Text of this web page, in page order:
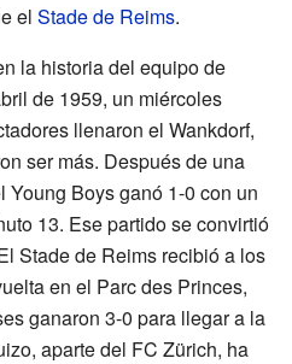
el Stade de Reims.
la historia del equipo de
de 1959, un miércoles
llenaron el Wankdorf,
ser más. Después de una
Boys ganó 1-0 con un
13. Ese partido se convirtió
Stade de Reims recibió a los
en el Parc des Princes,
ganaron 3-0 para llegar a la
aparte del FC Zürich, ha